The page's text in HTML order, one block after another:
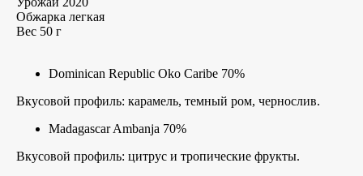
Обжарка легкая
Вес 50 г
Dominican Republic Oko Caribe 70%
Вкусовой профиль: карамель, темный ром, чернослив.
Madagascar Ambanja 70%
Вкусовой профиль: цитрус и тропические фрукты.